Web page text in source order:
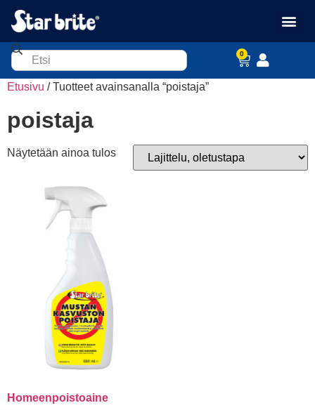
0
Etusivu / Tuotteet avainsanalla “poistaja”
poistaja
Näytetään ainoa tulos
Homeenpoistoaine